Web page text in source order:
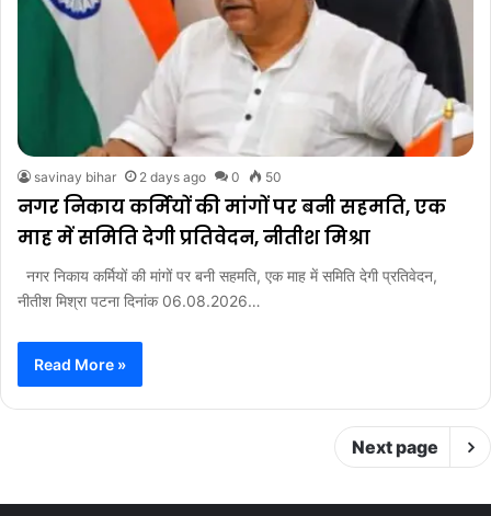
savinay bihar 2 days ago 0 50
नगर निकाय कर्मियों की मांगों पर बनी सहमति, एक
माह में समिति देगी प्रतिवेदन, नीतीश मिश्रा
नगर निकाय कर्मियों की मांगों पर बनी सहमति, एक माह में समिति देगी प्रतिवेदन,
नीतीश मिश्रा पटना दिनांक 06.08.2026…
Read More »
Next page